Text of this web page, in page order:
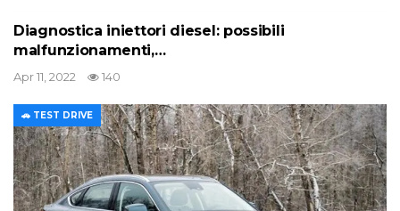
Diagnostica iniettori diesel: possibili
malfunzionamenti,…
Apr 11, 2022 140
🚗 TEST DRIVE